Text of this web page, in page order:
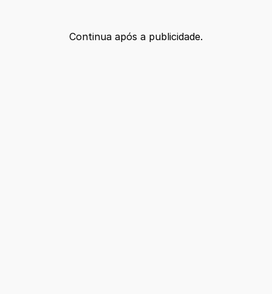
Continua após a publicidade.